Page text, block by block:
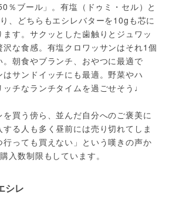
％ブール」。有塩（ドゥミ・セル）と
、どちらもエシレバターを10gも芯に
す。サクッとした歯触りとジュワッ
沢な食感。有塩クロワッサンはそれ1個
。朝食やブランチ、おやつに最適で
サンドイッチにも最適。野菜やハ
チなランチタイムを過ごせそう♩
買う傍ら、並んだ自分へのご褒美に
る人も多く昼前には売り切れてしま
行っても買えない」という嘆きの声か
入数制限もしています。
シレ